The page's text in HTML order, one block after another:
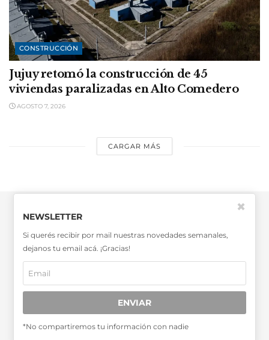
CONSTRUCCIÓN
Jujuy retomó la construcción de 45
viviendas paralizadas en Alto Comedero
AGOSTO 7, 2026
CARGAR MÁS
SABER MÁS >>
NEWSLETTER
Si querés recibir por mail nuestras novedades semanales,
dejanos tu email acá. ¡Gracias!
ENVIAR
*No compartiremos tu información con nadie
✖